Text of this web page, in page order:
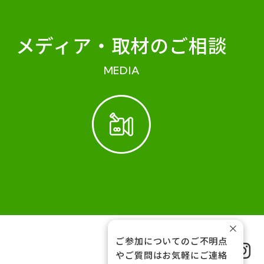
メディア・ 取材のご相談
MEDIA
FOLLOW US
ご参加についてのご不明点
やご質問はお気軽にご連絡
×